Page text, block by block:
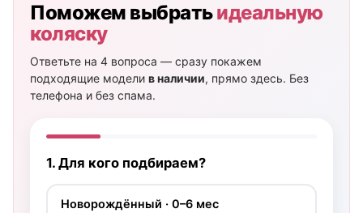
Поможем выбратьидеальную
коляску
Ответьте на 4 вопроса — сразу покажем
подходящие модели в наличии, прямо здесь. Без
телефона и без спама.
1. Для кого подбираем?
Новорождённый · 0–6 мес